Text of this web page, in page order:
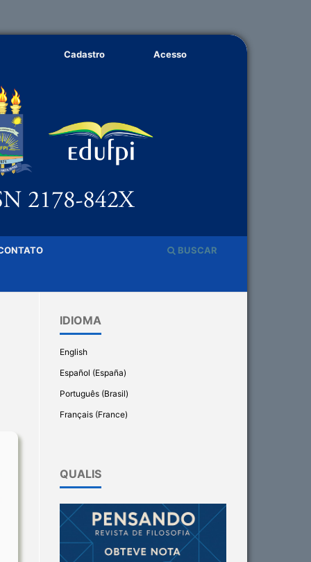
BUSCAR
Cadastro Acesso
IDIOMA
English
Español (España)
Português (Brasil)
Français (France)
QUALIS